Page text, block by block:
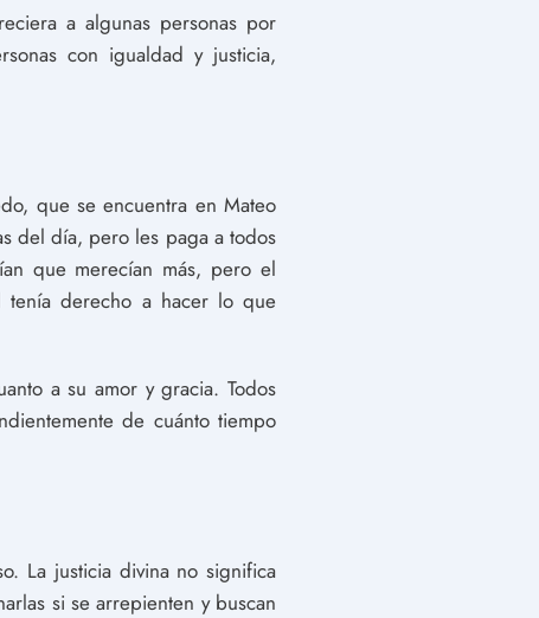
a algunas personas por
con igualdad y justicia,
que se encuentra en Mateo
del día, pero les paga a todos
que merecían más, pero el
derecho a hacer lo que
a su amor y gracia. Todos
de cuánto tiempo
La justicia divina no significa
si se arrepienten y buscan